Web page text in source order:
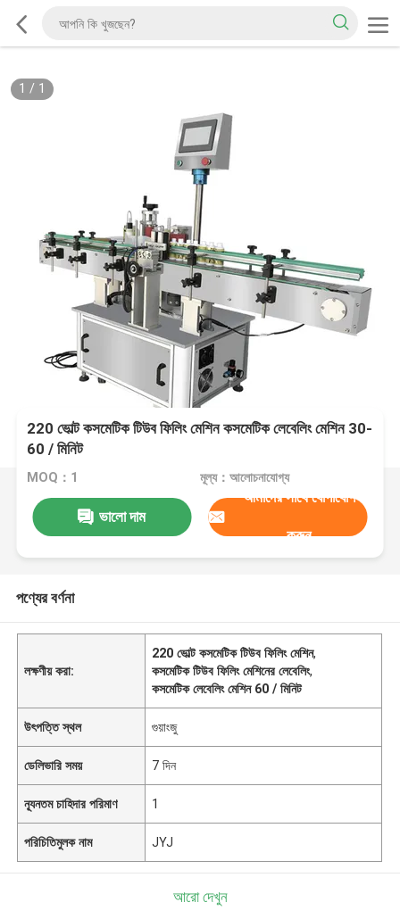
1 / 1
220 ভোল্ট কসমেটিক টিউব ফিলিং মেশিন কসমেটিক লেবেলিং মেশিন 30-
60 / মিনিট
MOQ：1 মূল্য：আলোচনাযোগ্য
ভালো দাম
আমাদের সাথে যোগাযোগ
করুন
পণ্যের বর্ণনা
লক্ষণীয় করা:
220 ভোল্ট কসমেটিক টিউব ফিলিং মেশিন,
কসমেটিক টিউব ফিলিং মেশিনের লেবেলিং,
কসমেটিক লেবেলিং মেশিন 60 / মিনিট
উৎপত্তি স্থল গুয়াংজু
ডেলিভারি সময় 7 দিন
ন্যূনতম চাহিদার পরিমাণ 1
পরিচিতিমুলক নাম JYJ
আরো দেখুন